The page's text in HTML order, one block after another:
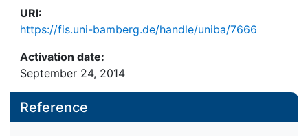
URI:
https://fis.uni-bamberg.de/handle/uniba/7666
Activation date:
September 24, 2014
Reference